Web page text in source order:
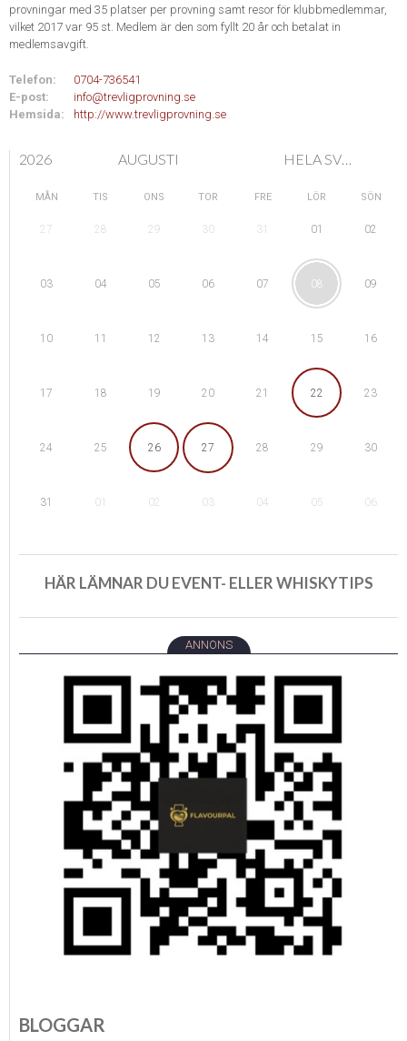
provningar med 35 platser per provning samt resor för klubbmedlemmar,
vilket 2017 var 95 st. Medlem är den som fyllt 20 år och betalat in
medlemsavgift.
Telefon:
0704-736541
E-post:
info@trevligprovning.se
Hemsida:
http://www.trevligprovning.se
2026 AUGUSTI HELA SVERIGE
MÅN TIS ONS TOR FRE LÖR SÖN
27 28 29 30 31 01 02
03 04 05 06 07 08 09
10 11 12 13 14 15 16
17 18 19 20 21 22 23
24 25 26 27 28 29 30
31 01 02 03 04 05 06
HÄR LÄMNAR DU EVENT- ELLER WHISKYTIPS
ANNONS
BLOGGAR